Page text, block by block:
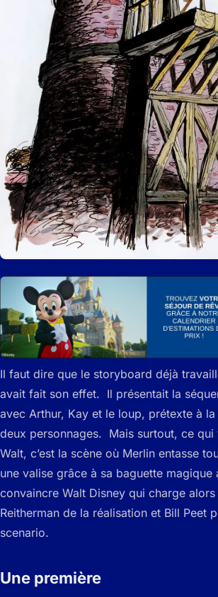
Il faut dire que le storyboard déjà
avait fait son effet. Il présentait la
avec Arthur, Kay et le loup, prétexte à
deux personnages. Mais surtout, ce qui
Walt, c’est la scène où Merlin entasse
une valise grâce à sa baguette magique
convaincre Walt Disney qui charge
Reitherman de la réalisation et Bill Peet
scenario.
Une première